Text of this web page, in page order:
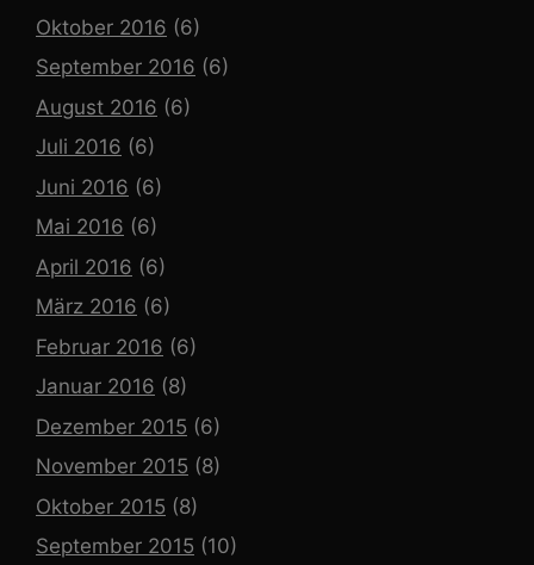
Oktober 2016 (6)
September 2016 (6)
August 2016 (6)
Juli 2016 (6)
Juni 2016 (6)
Mai 2016 (6)
April 2016 (6)
März 2016 (6)
Februar 2016 (6)
Januar 2016 (8)
Dezember 2015 (6)
November 2015 (8)
Oktober 2015 (8)
September 2015 (10)